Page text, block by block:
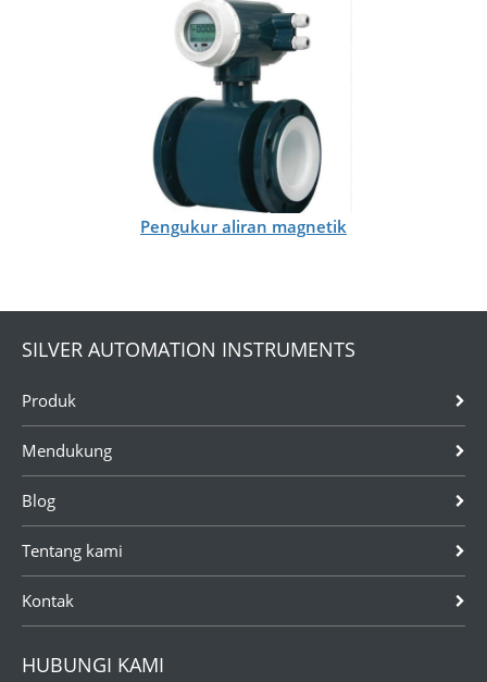
Pengukur aliran magnetik
SILVER AUTOMATION INSTRUMENTS
Produk
Mendukung
Blog
Tentang kami
Kontak
HUBUNGI KAMI